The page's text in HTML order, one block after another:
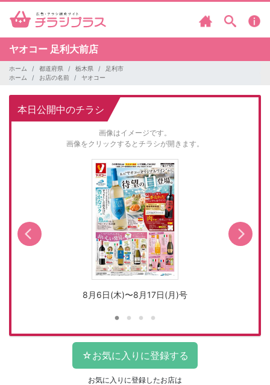
ヤオコー 足利大前店
ホーム 都道府県 栃木県
足利市
ホーム
お店の名前 ヤオコー
本日公開中のチラシ
画像はイメージです。
画像をクリックするとチラシが開きます。
8月6日(木)〜8月17日(月)号
お気に入りに登録したお店は